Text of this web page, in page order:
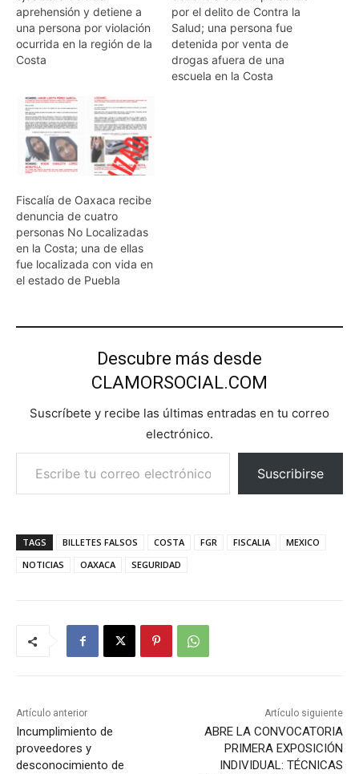
aprehensión y detiene a
una persona por violación
ocurrida en la región de la
Costa
por el delito de Contra la
Salud; una persona fue
detenida por venta de
drogas afuera de una
escuela en la Costa
Fiscalía de Oaxaca recibe
denuncia de cuatro
personas No Localizadas
en la Costa; una de ellas
fue localizada con vida en
el estado de Puebla
Descubre más desde
CLAMORSOCIAL.COM
Suscríbete y recibe las últimas entradas en tu correo
electrónico.
Escribe tu correo electrónico…
Suscribirse
TAGS BILLETES FALSOS COSTA FGR FISCALIA
MEXICO
NOTICIAS
OAXACA SEGURIDAD
Artículo anterior
Incumplimiento de
proveedores y
desconocimiento de
Artículo siguiente
ABRE LA CONVOCATORIA
PRIMERA EXPOSICIÓN
INDIVIDUAL: TÉCNICAS